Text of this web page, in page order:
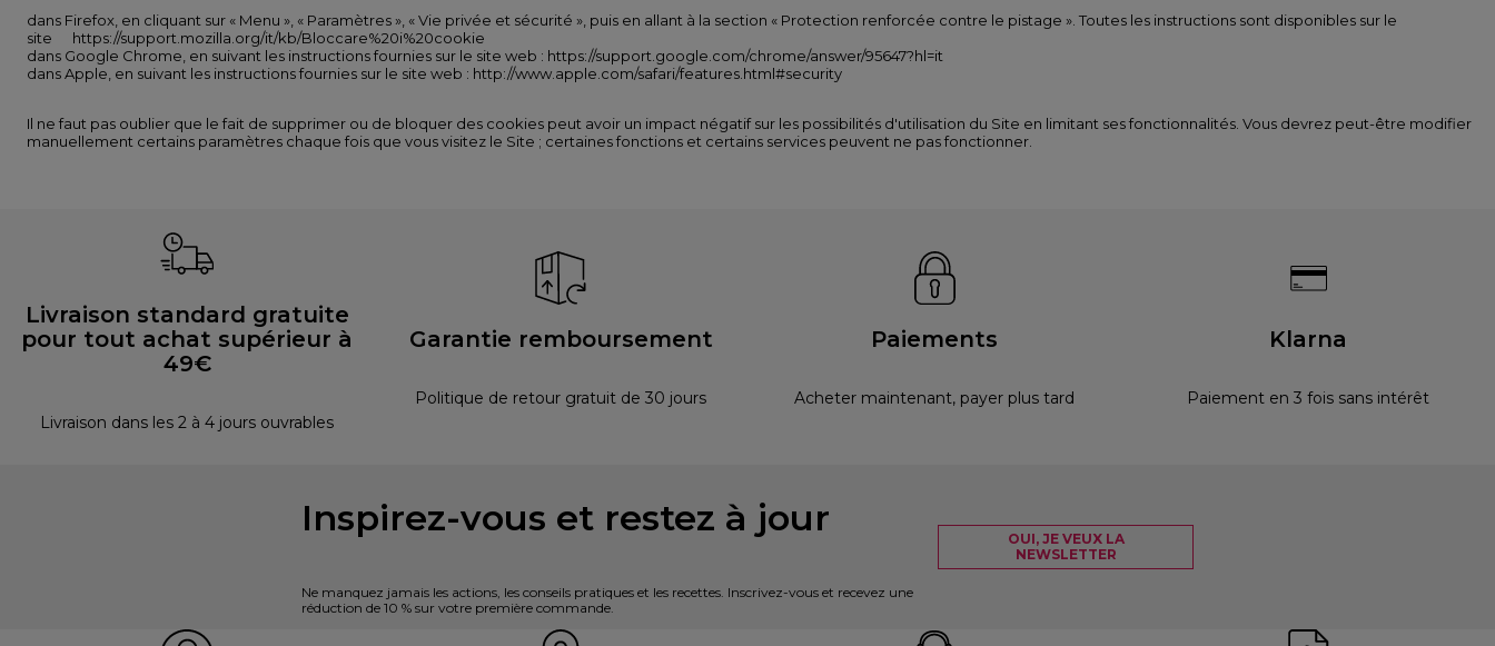
dans Firefox, en cliquant sur « Menu », « Paramètres », « Vie privée et sécurité », puis en allant à la section « Protection renforcée contre le pistage ». Toutes les instructions sont disponibles sur le
site https://support.mozilla.org/it/kb/Bloccare%20i%20cookie
dans Google Chrome, en suivant les instructions fournies sur le site web : https://support.google.com/chrome/answer/95647?hl=it
dans Apple, en suivant les instructions fournies sur le site web : http://www.apple.com/safari/features.html#security
Il ne faut pas oublier que le fait de supprimer ou de bloquer des cookies peut avoir un impact négatif sur les possibilités d'utilisation du Site en limitant ses fonctionnalités. Vous devrez peut-être modifier
manuellement certains paramètres chaque fois que vous visitez le Site ; certaines fonctions et certains services peuvent ne pas fonctionner.
Livraison standard gratuite
pour tout achat supérieur à
49€
Livraison dans les 2 à 4 jours ouvrables
Garantie remboursement
Politique de retour gratuit de 30 jours
Paiements
Acheter maintenant, payer plus tard
Klarna
Paiement en 3 fois sans intérêt
Inspirez-vous et restez à jour
Ne manquez jamais les actions, les conseils pratiques et les recettes. Inscrivez-vous et recevez une
réduction de 10 % sur votre première commande.
OUI, JE VEUX LA
NEWSLETTER